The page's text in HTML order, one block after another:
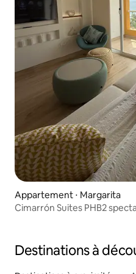
Appartement ⋅ Margarita
Cimarrón Suites PHB2
Destinations à